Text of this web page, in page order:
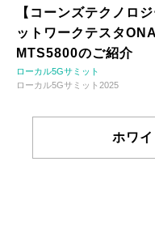
【コーンズテクノ
ットワークテスタ
MTS5800のご紹介
ローカル5Gサミット
ローカル5Gサミット2025
ホワ